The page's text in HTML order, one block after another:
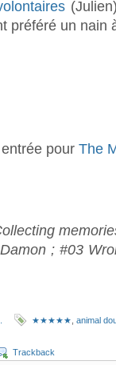
préféré un nain
pour The
; #03
★★★★★ animal
Trackback